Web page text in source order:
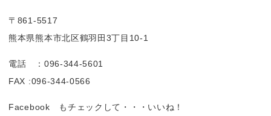
〒861-5517
熊本県熊本市北区鶴羽田3丁目10-1
電話 ：096-344-5601
FAX :096-344-0566
Facebook もチェックして・・・いいね！